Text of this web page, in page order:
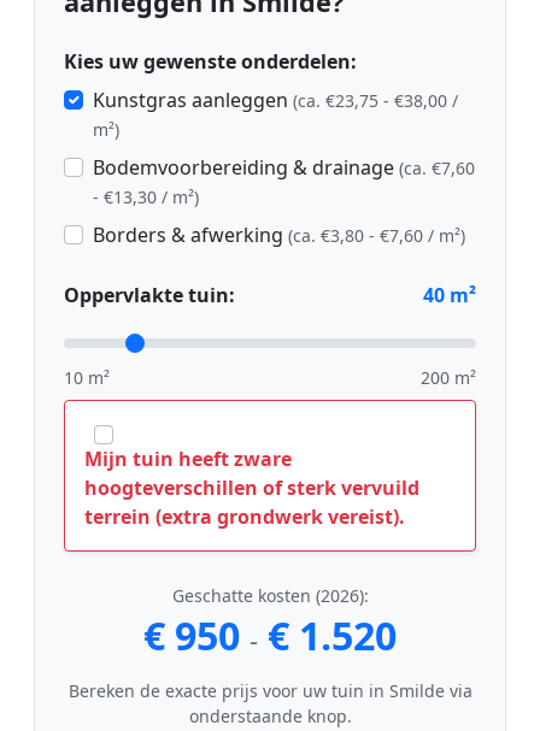
Kies uw gewenste onderdelen:
Kunstgras aanleggen (ca. €23,75 - €38,00 /
m²)
Bodemvoorbereiding & drainage (ca. €7,60
- €13,30 / m²)
Borders & afwerking (ca. €3,80 - €7,60 / m²)
Oppervlakte tuin: 40 m²
10 m² 200 m²
Mijn tuin heeft zware
hoogteverschillen of sterk vervuild
terrein (extra grondwerk vereist).
Geschatte kosten (2026):
€ 950 - € 1.520
Bereken de exacte prijs voor uw tuin in Smilde via
onderstaande knop.